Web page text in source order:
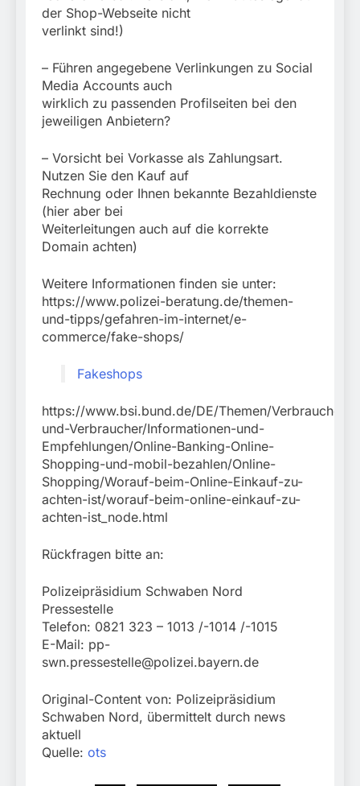
der Shop-Webseite nicht
verlinkt sind!)
– Führen angegebene Verlinkungen zu Social
Media Accounts auch
wirklich zu passenden Profilseiten bei den
jeweiligen Anbietern?
– Vorsicht bei Vorkasse als Zahlungsart.
Nutzen Sie den Kauf auf
Rechnung oder Ihnen bekannte Bezahldienste
(hier aber bei
Weiterleitungen auch auf die korrekte
Domain achten)
Weitere Informationen finden sie unter:
https://www.polizei-beratung.de/themen-
und-tipps/gefahren-im-internet/e-
commerce/fake-shops/
Fakeshops
https://www.bsi.bund.de/DE/Themen/
und-Verbraucher/Informationen-und-
Empfehlungen/Online-Banking-Online-
Shopping-und-mobil-bezahlen/Online-
Shopping/Worauf-beim-Online-Einkauf-zu-
achten-ist/worauf-beim-online-einkauf-zu-
achten-ist_node.html
Rückfragen bitte an:
Polizeipräsidium Schwaben Nord
Pressestelle
Telefon: 0821 323 – 1013 /-1014 /-1015
E-Mail: pp-
swn.pressestelle@polizei.bayern.de
Original-Content von: Polizeipräsidium
Schwaben Nord, übermittelt durch news
aktuell
Quelle: ots